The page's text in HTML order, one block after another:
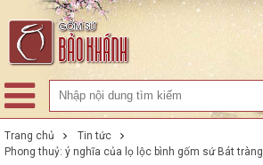
Trang chủ
Tin tức
Phong thuỷ: ý nghĩa của lọ lộc bình gốm sứ Bát tràng